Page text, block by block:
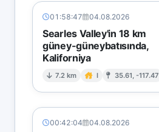
01:58:47 04.08.2026
Searles Valley'in 18 km
güney-güneybatısında,
Kaliforniya
7.2 km I 35.61, -117.47
00:42:04 04.08.2026